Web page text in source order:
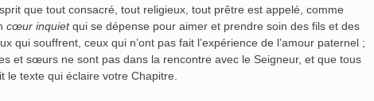
que tout consacré, tout religieux, tout prêtre est appelé, comme
cœur inquietqui se dépense pour aimer et prendre soin des fils et des
qui souffrent, ceux qui n’ont pas fait l’expérience de l’amour paternel ;
et sœurs ne sont pas dans la rencontre avec le Seigneur, et que tous
texte qui éclaire votre Chapitre.